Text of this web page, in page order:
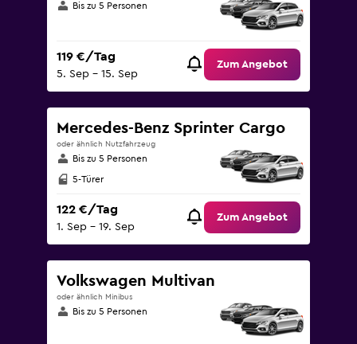
Bis zu 5 Personen
119 €/Tag
5. Sep – 15. Sep
Zum Angebot
Mercedes-Benz Sprinter Cargo
oder ähnlich Nutzfahrzeug
Bis zu 5 Personen
5-Türer
122 €/Tag
1. Sep – 19. Sep
Zum Angebot
Volkswagen Multivan
oder ähnlich Minibus
Bis zu 5 Personen